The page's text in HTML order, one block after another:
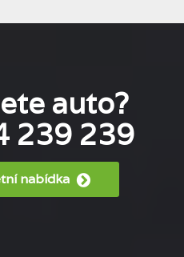
auto?
239 239
nabídka